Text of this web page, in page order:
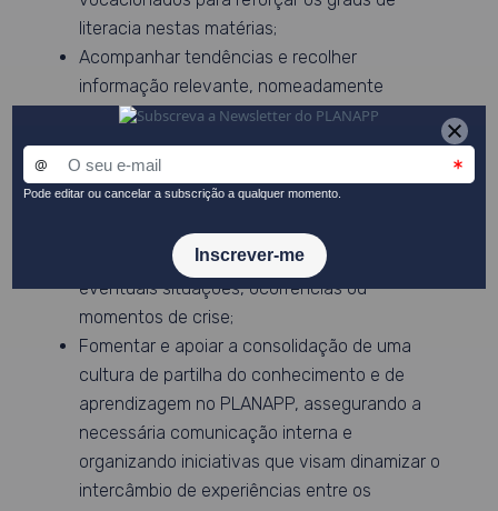
literacia nestas matérias;
Acompanhar tendências e recolher
informação relevante, nomeadamente
através da análise dosmedia , auscultação
dos cidadãos e das redes sociais, incluindo a
realização periódica de análises da perceção
pública sobre o PLANAPP e seus impactos;
Assegurar uma adequada resposta de
comunicação associada à gestão de
eventuais situações, ocorrências ou
momentos de crise;
Fomentar e apoiar a consolidação de uma
cultura de partilha do conhecimento e de
aprendizagem no PLANAPP, assegurando a
necessária comunicação interna e
organizando iniciativas que visam dinamizar o
intercâmbio de experiências entre os